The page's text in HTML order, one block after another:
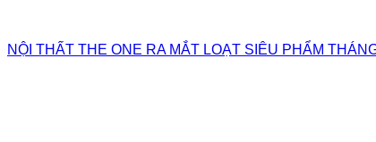
NỘI THẤT THE ONE RA MẮT LOẠT SIÊU PHẨM